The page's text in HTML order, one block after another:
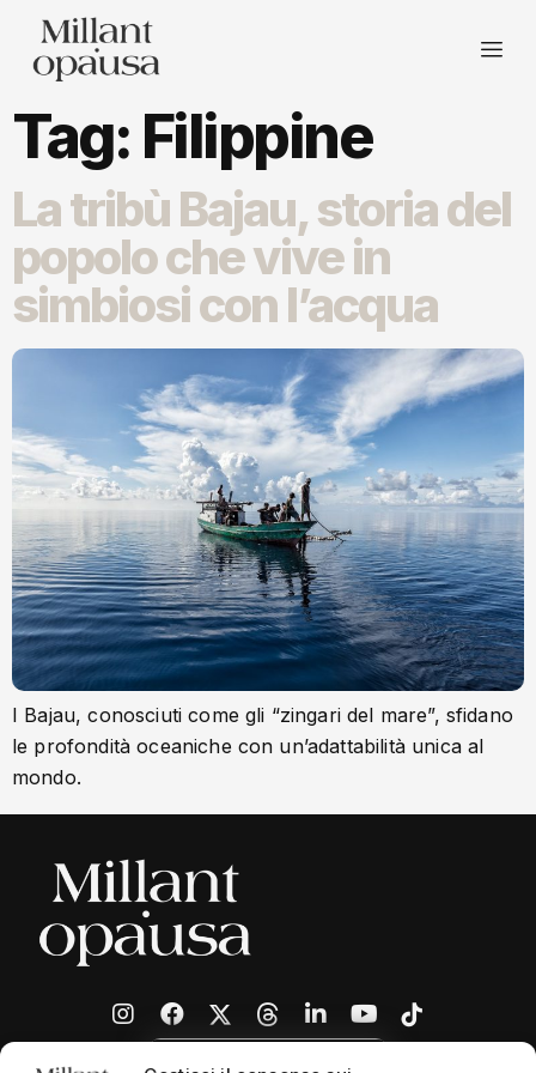
Tag: Filippine
La tribù Bajau, storia del
popolo che vive in
simbiosi con l’acqua
I Bajau, conosciuti come gli “zingari del mare”, sfidano
le profondità oceaniche con un’adattabilità unica al
mondo.